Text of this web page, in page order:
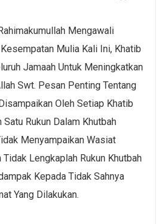
Mengawali
Mulia Kali Ini, Khatib
Jamaah Untuk Meningkatkan
Swt. Pesan Penting Tentang
Oleh Setiap Khatib
Rukun Dalam Khutbah
Menyampaikan Wasiat
Tidak Lengkaplah Rukun Khutbah
Kepada Tidak Sahnya
Yang Dilakukan.